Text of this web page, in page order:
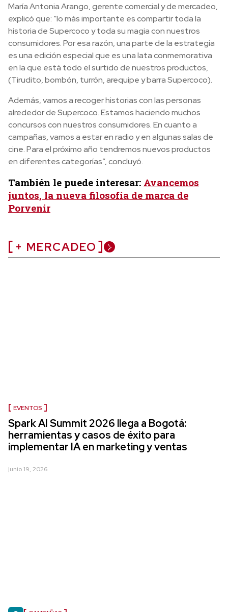
María Antonia Arango, gerente comercial y de mercadeo,
explicó que: “lo más importante es compartir toda la
historia de Supercoco y toda su magia con nuestros
consumidores. Por esa razón, una parte de la estrategia
es una edición especial que es una lata conmemorativa
en la que está todo el surtido de nuestros productos,
(Tirudito, bombón, turrón, arequipe y barra Supercoco).
Además, vamos a recoger historias con las personas
alrededor de Supercoco. Estamos haciendo muchos
concursos con nuestros consumidores. En cuanto a
campañas, vamos a estar en radio y en algunas salas de
cine. Para el próximo año tendremos nuevos productos
en diferentes categorías”, concluyó.
También le puede interesar: Avancemos
juntos, la nueva filosofía de marca de
Porvenir
+ MERCADEO
EVENTOS
Spark AI Summit 2026 llega a Bogotá:
herramientas y casos de éxito para
implementar IA en marketing y ventas
junio 19, 2026